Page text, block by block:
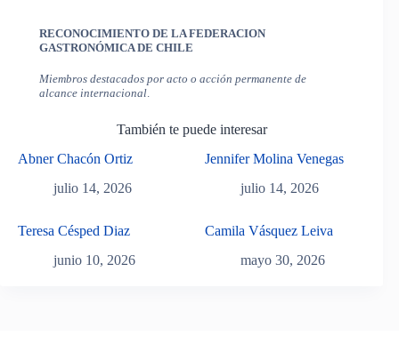
RECONOCIMIENTO DE LA FEDERACION
GASTRONÓMICA DE CHILE
Miembros destacados por acto o acción permanente de
alcance internacional.
También te puede interesar
Abner Chacón Ortiz
julio 14, 2026
Jennifer Molina Venegas
julio 14, 2026
Teresa Césped Diaz
junio 10, 2026
Camila Vásquez Leiva
mayo 30, 2026